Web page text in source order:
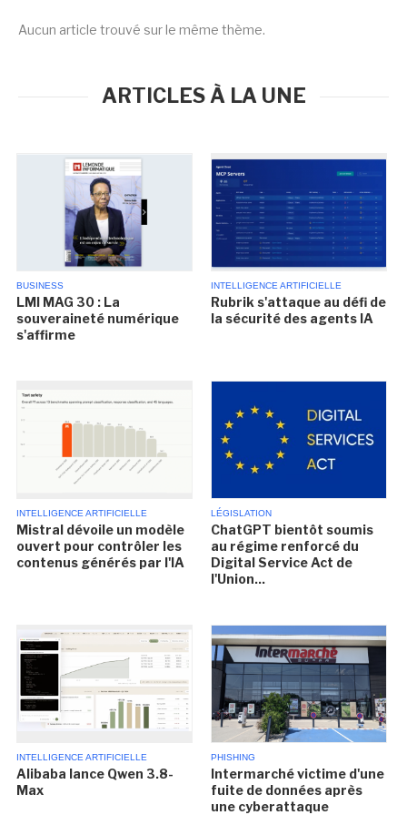
Aucun article trouvé sur le même thème.
ARTICLES À LA UNE
BUSINESS
LMI MAG 30 : La
souveraineté numérique
s'affirme
INTELLIGENCE ARTIFICIELLE
Rubrik s'attaque au défi de
la sécurité des agents IA
INTELLIGENCE ARTIFICIELLE
Mistral dévoile un modèle
ouvert pour contrôler les
contenus générés par l'IA
LÉGISLATION
ChatGPT bientôt soumis
au régime renforcé du
Digital Service Act de
l'Union...
INTELLIGENCE ARTIFICIELLE
Alibaba lance Qwen 3.8-
Max
PHISHING
Intermarché victime d'une
fuite de données après
une cyberattaque